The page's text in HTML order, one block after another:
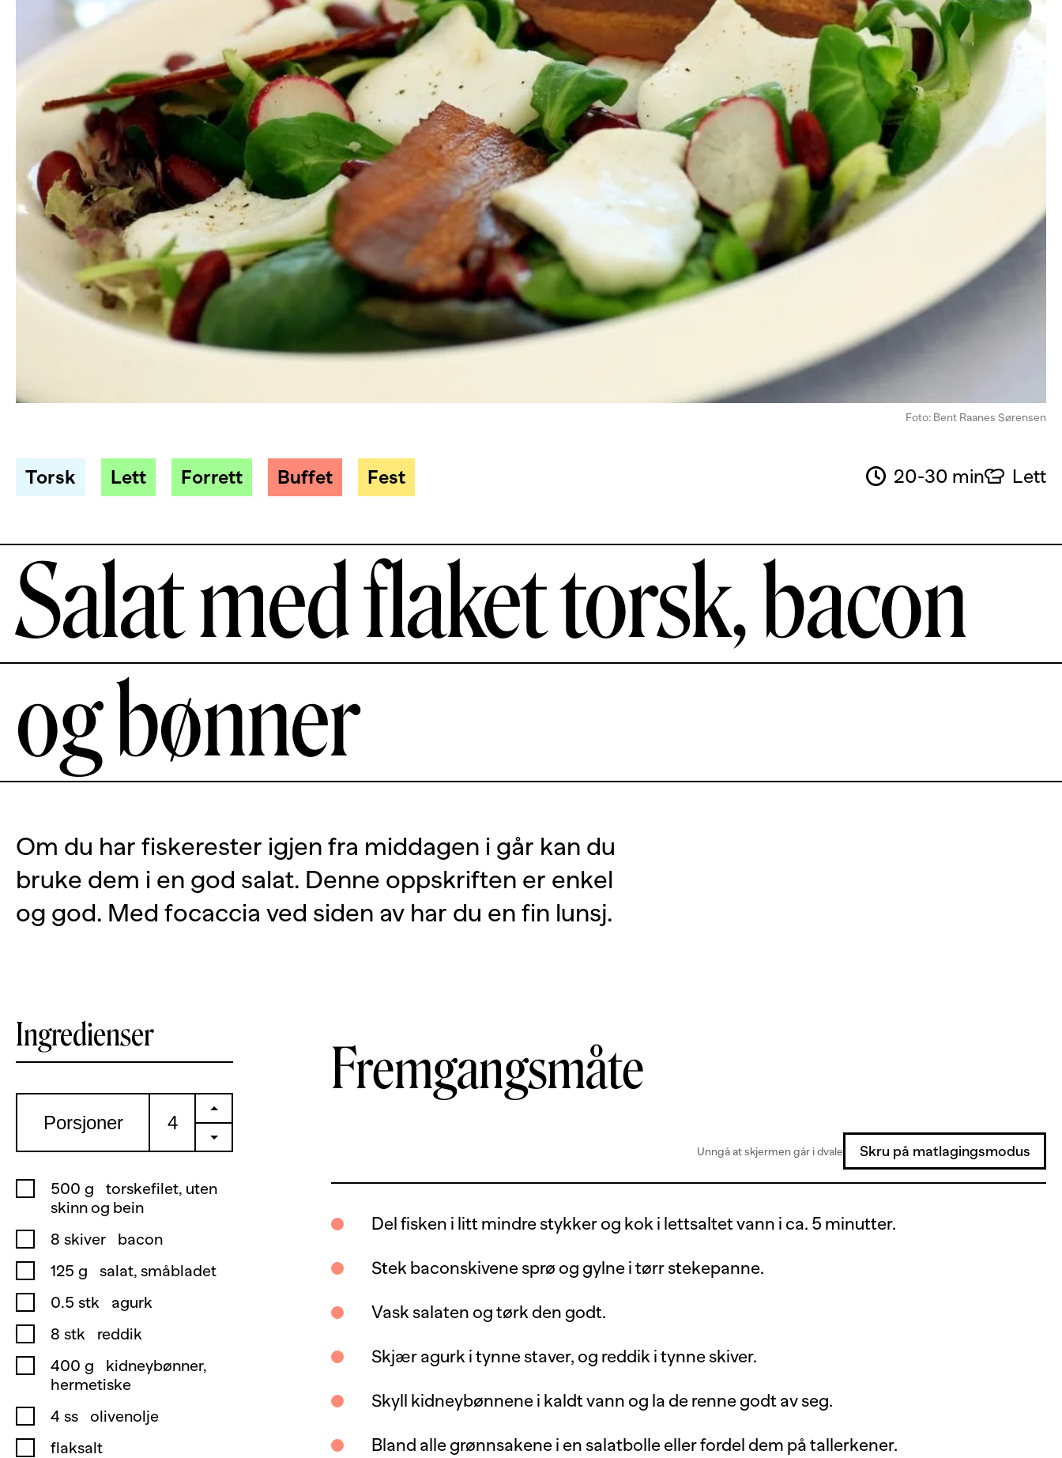
Foto: Bent Raanes Sørensen
Torsk Lett Forrett Buffet Fest 20-30 min Lett
Salat med flaket torsk, bacon
og bønner
Om du har fiskerester igjen fra middagen i går kan du
bruke dem i en god salat. Denne oppskriften er enkel
og god. Med focaccia ved siden av har du en fin lunsj.
Ingredienser
Porsjoner
500 g
torskefilet, uten
skinn og bein
8 skiver
bacon
125 g
salat, småbladet
0.5 stk
agurk
8 stk
reddik
400 g
kidneybønner,
hermetiske
4 ss
olivenolje
flaksalt
Fremgangsmåte
Unngå at skjermen går i dvale Skru på matlagingsmodus
Del fisken i litt mindre stykker og kok i lettsaltet vann i ca. 5 minutter.
Stek baconskivene sprø og gylne i tørr stekepanne.
Vask salaten og tørk den godt.
Skjær agurk i tynne staver, og reddik i tynne skiver.
Skyll kidneybønnene i kaldt vann og la de renne godt av seg.
Bland alle grønnsakene i en salatbolle eller fordel dem på tallerkener.